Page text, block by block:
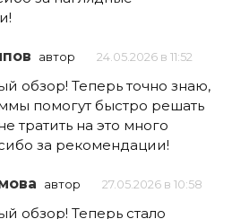
автор 24.05.2026 в 11:52
обзор! Теперь точно знаю,
помогут быстро решать
тратить на это много
за рекомендации!
автор 27.05.2026 в 10:58
обзор! Теперь стало